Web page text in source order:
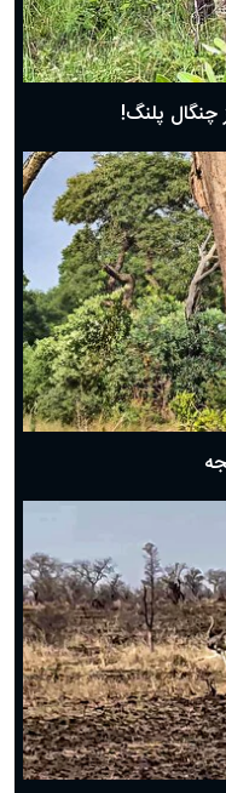
چنگال پلنگ!